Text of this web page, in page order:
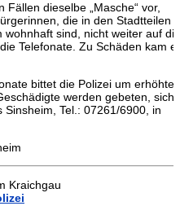
dieselbe „Masche“ vor,
die in den Stadtteilen
wohnhaft sind, nicht weiter auf die
Telefonate. Zu Schäden kam
bittet die Polizei um erhöhte
werden gebeten, sich
Tel.: 07261/6900, in
Kraichgau